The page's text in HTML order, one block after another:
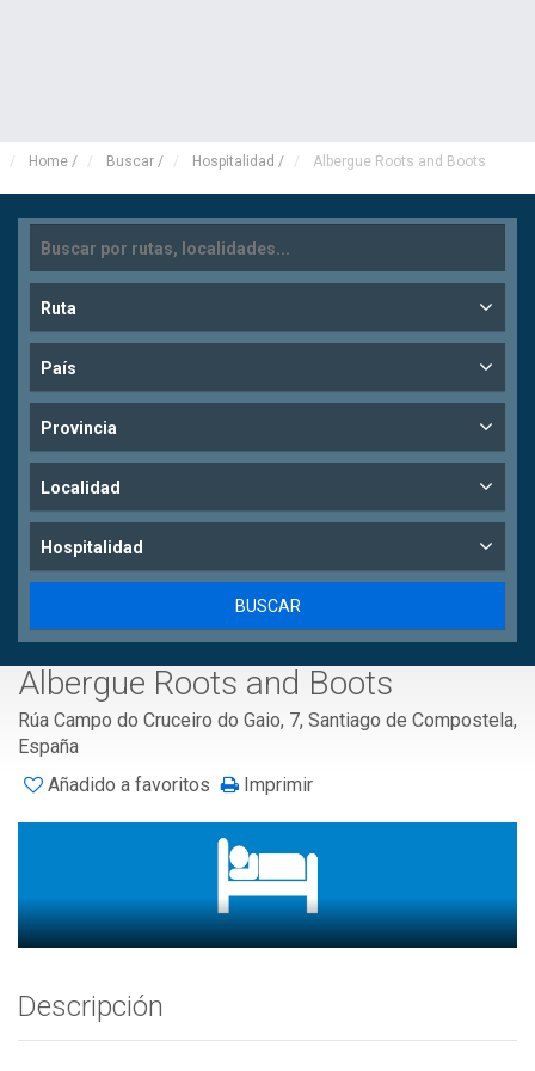
Home / Buscar / Hospitalidad / Albergue Roots and Boots
Ruta
País
Provincia
Localidad
Hospitalidad
Albergue Roots and Boots
Rúa Campo do Cruceiro do Gaio, 7, Santiago de Compostela,
España
Añadido a favoritos
Imprimir
Descripción